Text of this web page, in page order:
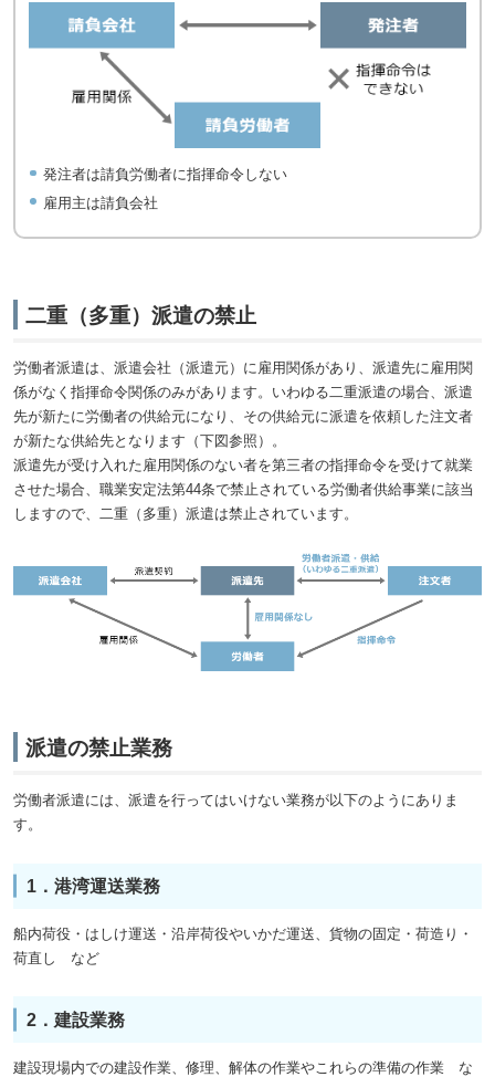
発注者は請負労働者に指揮命令しない
雇用主は請負会社
二重（多重）派遣の禁止
労働者派遣は、派遣会社（派遣元）に雇用関係があり、派遣先に雇用関
係がなく指揮命令関係のみがあります。いわゆる二重派遣の場合、派遣
先が新たに労働者の供給元になり、その供給元に派遣を依頼した注文者
が新たな供給先となります（下図参照）。
派遣先が受け入れた雇用関係のない者を第三者の指揮命令を受けて就業
させた場合、職業安定法第44条で禁止されている労働者供給事業に該当
しますので、二重（多重）派遣は禁止されています。
派遣の禁止業務
労働者派遣には、派遣を行ってはいけない業務が以下のようにありま
す。
1．港湾運送業務
船内荷役・はしけ運送・沿岸荷役やいかだ運送、貨物の固定・荷造り・
荷直し など
2．建設業務
建設現場内での建設作業、修理、解体の作業やこれらの準備の作業 な